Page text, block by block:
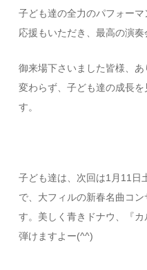
子ども達の全力のパフォー
応援もいただき、最高の演奏
御来場下さいました皆様、
変わらず、子ども達の成長
す。
子ども達は、次回は1月11日
で、大フィルの新春名曲コ
す。美しく青きドナウ、『
弾けますよー(^^)